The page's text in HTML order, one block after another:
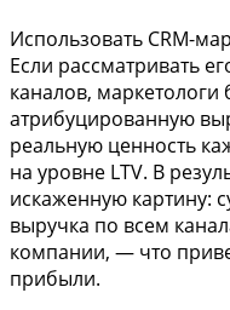
Использовать CRM-
Если рассматривать
каналов, маркетологи
атрибуцированную
реальную ценность
на уровне LTV. В
искаженную картину:
выручка по всем
компании, — что
прибыли.